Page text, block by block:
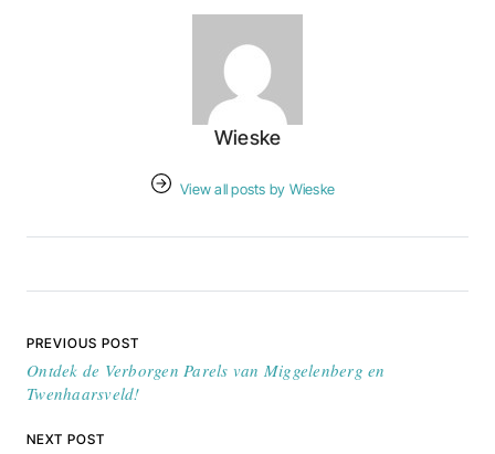
Wieske
View all posts by Wieske
Bericht navigatie
PREVIOUS POST
Ontdek de Verborgen Parels van Miggelenberg en
Twenhaarsveld!
NEXT POST